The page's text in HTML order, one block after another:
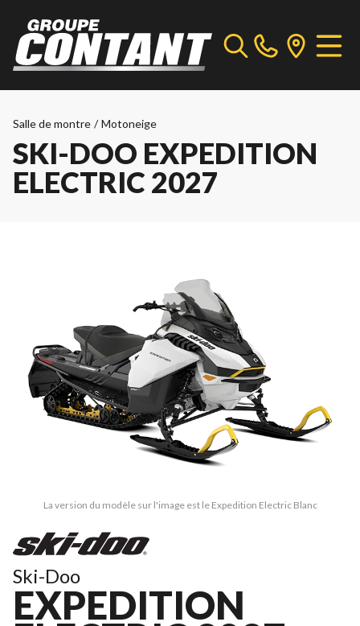
Salle de montre / Motoneige
SKI-DOO EXPEDITION
ELECTRIC 2027
La version du modèle sur l'image est le Expedition Electric Blanc
Ski-Doo
EXPEDITION